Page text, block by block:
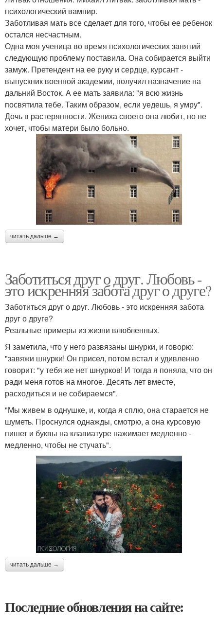
психологический вампир.
Заботливая мать все сделает для того, чтобы ее ребенок
остался несчастным.
Одна моя ученица во время психологических занятий
следующую проблему поставила. Она собирается выйти
замуж. Претендент на ее руку и сердце, курсант -
выпускник военной академии, получил назначение на
дальний Восток. А ее мать заявила: "я всю жизнь
посвятила тебе. Таким образом, если уедешь, я умру".
Дочь в растерянности. Жениха своего она любит, но не
хочет, чтобы матери было больно.
читать дальше →
Заботиться друг о друг. Любовь -
это искренняя забота друг о друге?
Заботиться друг о друг. Любовь - это искренняя забота
друг о друге?
Реальные примеры из жизни влюбленных.
Я заметила, что у него развязаны шнурки, и говорю:
"завяжи шнурки! Он присел, потом встал и удивленно
говорит: "у тебя же нет шнурков! И тогда я поняла, что он
ради меня готов на многое. Десять лет вместе,
расходиться и не собираемся".
"Мы живем в однушке, и, когда я сплю, она старается не
шуметь. Проснулся однажды, смотрю, а она курсовую
пишет и буквы на клавиатуре нажимает медленно -
медленно, чтобы не стучать".
читать дальше →
Последние обновления на сайте: